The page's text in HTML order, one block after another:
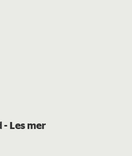
- Les mer